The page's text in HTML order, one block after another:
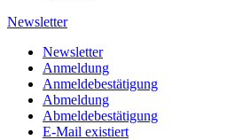
Newsletter
Newsletter
Anmeldung
Anmeldebestätigung
Abmeldung
Abmeldebestätigung
E-Mail existiert